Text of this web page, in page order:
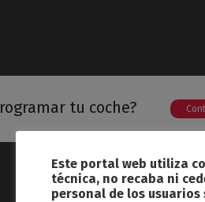
tu coche?
Este portal web utiliza
técnica, no recaba ni
personal de los